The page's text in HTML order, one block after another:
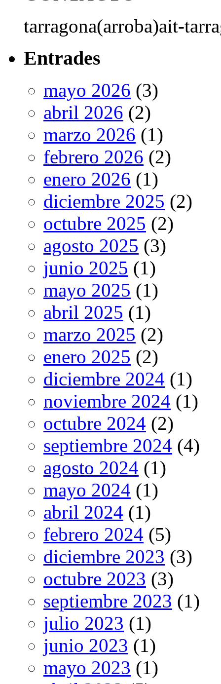
tarragona(arroba)ait-
Entrades
mayo 2026 (3)
abril 2026 (2)
marzo 2026 (1)
febrero 2026 (2)
enero 2026 (1)
diciembre 2025 (2)
octubre 2025 (2)
agosto 2025 (3)
junio 2025 (1)
mayo 2025 (1)
abril 2025 (1)
marzo 2025 (2)
enero 2025 (2)
diciembre 2024 (1)
noviembre 2024 (1)
octubre 2024 (2)
septiembre 2024 (4)
agosto 2024 (1)
mayo 2024 (1)
abril 2024 (1)
febrero 2024 (5)
diciembre 2023 (3)
octubre 2023 (3)
septiembre 2023 (1)
julio 2023 (1)
junio 2023 (1)
mayo 2023 (1)